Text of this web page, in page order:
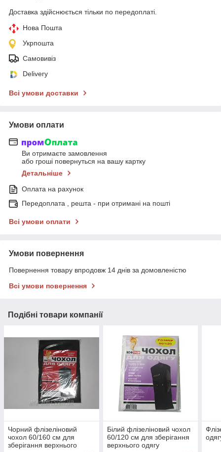
Доставка здійснюється тільки по передоплаті.
Нова Пошта
Укрпошта
Самовивіз
Delivery
Всі умови доставки
Умови оплати
Ви отримаєте замовлення
або гроші повернуться на вашу картку
Детальніше
Оплата на рахунок
Передоплата , решта - при отримані на пошті
Всі умови оплати
Умови повернення
Повернення товару впродовж 14 днів за домовленістю
Всі умови повернення
Подібні товари компанії
Чорний флізеліновий
чохол 60/160 см для
зберігання верхнього
Білий флізеліновий чохол
60/120 см для зберігання
верхнього одягу